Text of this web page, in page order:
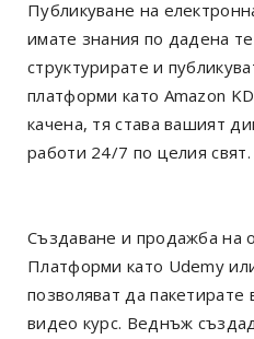
Публикуване на
имате знания по дадена
структурирате и
платформи като Amazon
качена, тя става вашият
работи 24/7 по целия свят.
Създаване и продажба на
Платформи като Udemy
позволяват да
видео курс. Веднъж